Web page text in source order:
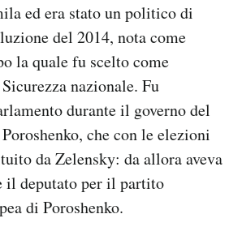
ed era stato un politico di
del 2014, nota come
la quale fu scelto come
nazionale. Fu
durante il governo del
che con le elezioni
da Zelensky: da allora aveva
il deputato per il partito
di Poroshenko.